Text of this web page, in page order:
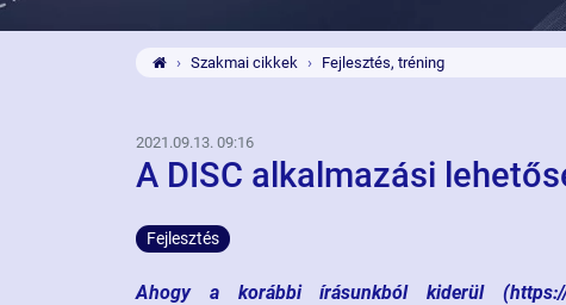
Szakmai cikkek Fejlesztés, tréning
2021.09.13. 09:16
A DISC alkalmazási
Fejlesztés
Ahogy a korábbi írásunkból kiderül (https://